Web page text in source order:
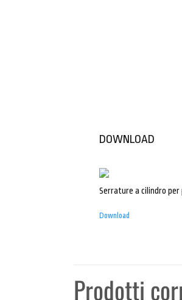
DOWNLOAD
Serrature a cilindro
Download
Prodotti